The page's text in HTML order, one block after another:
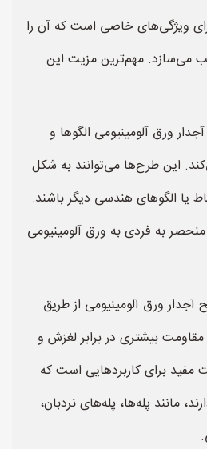
ویژگی‌های خاصی است که آن را
می‌سازد. مهم‌ترین مزیت این
ورق آلومینیومی الگوها و
این طرح‌ها می‌توانند به شکل
یا الگوهای هندسی دیگر باشند.
به فردی به ورق آلومینیومی
ورق آلومینیومی از طریق
بیشتری در برابر لغزش و
مفید برای کاربردهایی است که
مانند پله‌ها، پله‌های نردبان،